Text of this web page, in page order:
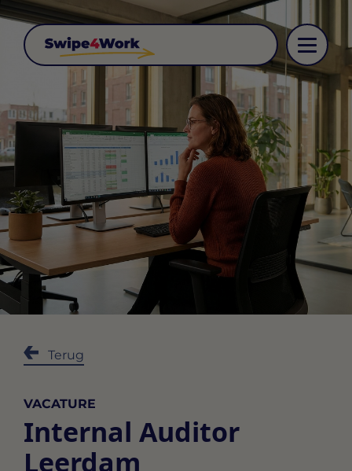
Terug
VACATURE
Internal Auditor
Leerdam